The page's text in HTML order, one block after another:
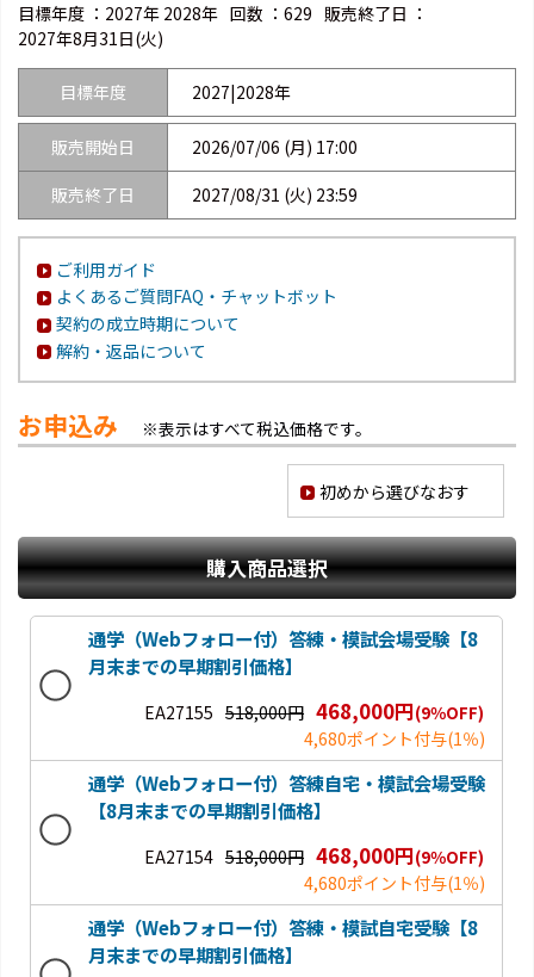
目標年度 ： 2027年 2028年 回数 ： 629 販売終了日 ：
2027年8月31日(火)
目標年度 2027|2028年
販売開始日
2026/07/06 (月) 17:00
販売終了日
2027/08/31 (火) 23:59
ご利用ガイド
よくあるご質問FAQ・チャットボット
契約の成立時期について
解約・返品について
お申込み ※表示はすべて税込価格です。
初めから選びなおす
購入商品選択
通学（Webフォロー付）答練・模試会場受験【8
月末までの早期割引価格】
EA27155 518,000円 468,000円(9％OFF)
4,680ポイント付与(1％)
通学（Webフォロー付）答練自宅・模試会場受験
【8月末までの早期割引価格】
EA27154 518,000円 468,000円(9％OFF)
4,680ポイント付与(1％)
通学（Webフォロー付）答練・模試自宅受験【8
月末までの早期割引価格】